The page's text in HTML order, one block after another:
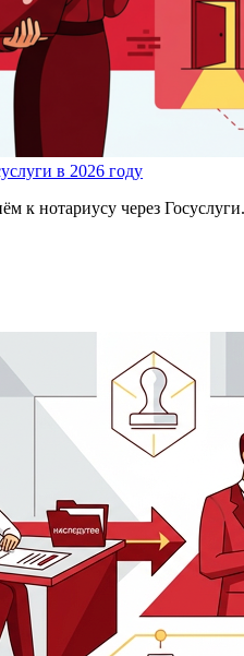
в 2026 году
к нотариусу через